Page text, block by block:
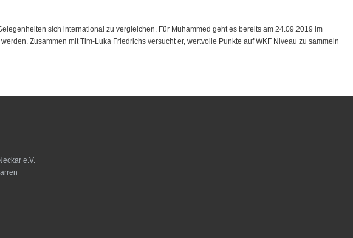
sich international zu vergleichen. Für Muhammed geht es bereits am 24.09.2019 im
Zusammen mit Tim-Luka Friedrichs versucht er, wertvolle Punkte auf WKF Niveau zu sammeln
e.V.